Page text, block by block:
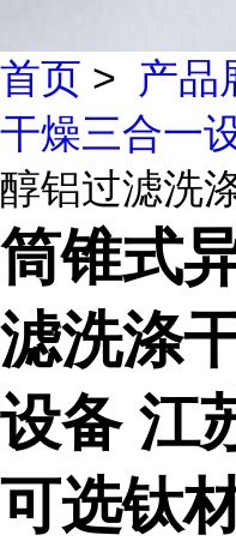
首页 > 产品
干燥三合一
醇铝过滤洗
筒锥式
滤洗涤
设备 江
可选钛